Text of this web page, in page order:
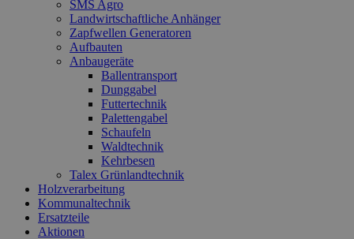
SMS Agro
Landwirtschaftliche Anhänger
Zapfwellen Generatoren
Aufbauten
Anbaugeräte
Ballentransport
Dunggabel
Futtertechnik
Palettengabel
Schaufeln
Waldtechnik
Kehrbesen
Talex Grünlandtechnik
Holzverarbeitung
Kommunaltechnik
Ersatzteile
Aktionen